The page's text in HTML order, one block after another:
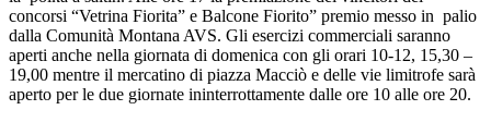
concorsi “Vetrina Fiorita” e Balcone Fiorito” premio messo in palio
dalla Comunità Montana AVS. Gli esercizi commerciali saranno
aperti anche nella giornata di domenica con gli orari 10-12, 15,30 –
19,00 mentre il mercatino di piazza Macciò e delle vie limitrofe sarà
aperto per le due giornate ininterrottamente dalle ore 10 alle ore 20.